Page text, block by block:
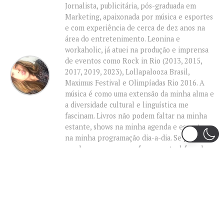
Jornalista, publicitária, pós-graduada em
Marketing, apaixonada por música e esportes
e com experiência de cerca de dez anos na
área do entretenimento. Leonina e
workaholic, já atuei na produção e imprensa
de eventos como Rock in Rio (2013, 2015,
2017, 2019, 2023), Lollapalooza Brasil,
Maximus Festival e Olimpíadas Rio 2016. A
música é como uma extensão da minha alma e
a diversidade cultural e linguística me
fascinam. Livros não podem faltar na minha
estante, shows na minha agenda e esportes
na minha programação dia-a-dia. Se pudesse
me descrever em uma frase na atual fase da